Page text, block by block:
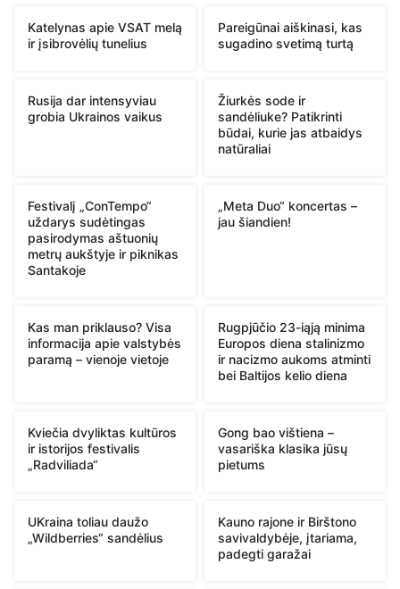
Katelynas apie VSAT melą
ir įsibrovėlių tunelius
Pareigūnai aiškinasi, kas
sugadino svetimą turtą
Rusija dar intensyviau
grobia Ukrainos vaikus
Žiurkės sode ir
sandėliuke? Patikrinti
būdai, kurie jas atbaidys
natūraliai
Festivalį „ConTempo“
uždarys sudėtingas
pasirodymas aštuonių
metrų aukštyje ir piknikas
Santakoje
„Meta Duo“ koncertas –
jau šiandien!
Kas man priklauso? Visa
informacija apie valstybės
paramą – vienoje vietoje
Rugpjūčio 23-iąją minima
Europos diena stalinizmo
ir nacizmo aukoms atminti
bei Baltijos kelio diena
Kviečia dvyliktas kultūros
ir istorijos festivalis
„Radviliada“
Gong bao vištiena –
vasariška klasika jūsų
pietums
UKraina toliau daužo
„Wildberries“ sandėlius
Kauno rajone ir Birštono
savivaldybėje, įtariama,
padegti garažai